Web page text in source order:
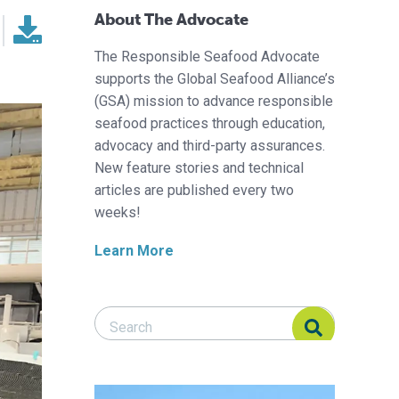
About The Advocate
The Responsible Seafood Advocate
supports the Global Seafood Alliance’s
(GSA) mission to advance responsible
seafood practices through education,
advocacy and third-party assurances.
New feature stories and technical
articles are published every two
weeks!
Learn More
Search Responsible Seafood Advocate
Search Responsible Seafood Advocate